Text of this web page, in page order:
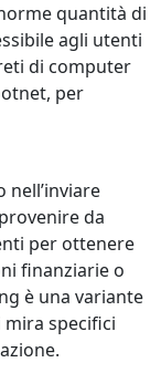
quantità di
agli utenti
di computer
per
nell’inviare
da
per ottenere
finanziarie o
è una variante
specifici